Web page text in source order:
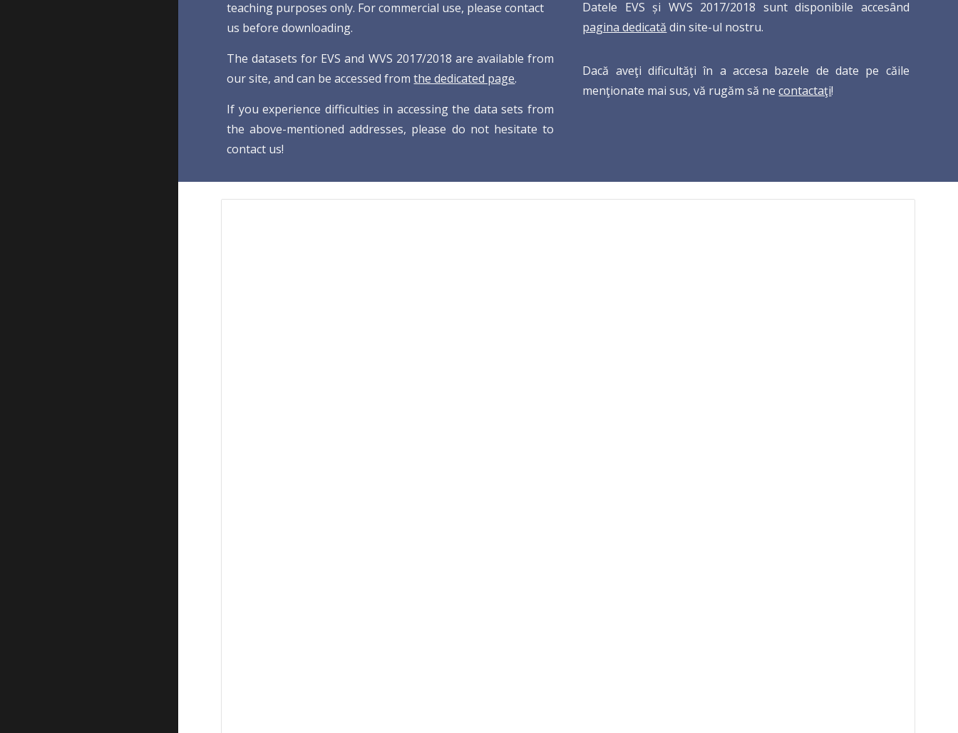
teaching purposes only. For commercial use, please contact
us before downloading.
The datasets for EVS and WVS 2017/2018 are available from
our site, and can be accessed from the dedicated page.
If you experience difficulties in accessing the data sets from
the above-mentioned addresses, please do not hesitate to
contact us!
Datele EVS și WVS 2017/2018 sunt disponibile accesând
pagina dedicată din site-ul nostru.
Dacă aveţi dificultăţi în a accesa bazele de date pe căile
menţionate mai sus, vă rugăm să ne contactaţi!